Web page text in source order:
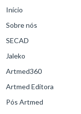
Início
Sobre nós
SECAD
Jaleko
Artmed360
Artmed Editora
Pós Artmed